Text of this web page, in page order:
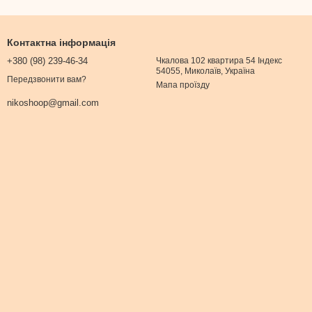
Контактна інформація
+380 (98) 239-46-34
Передзвонити вам?
nikoshoop@gmail.com
Чкалова 102 квартира 54 Індекс
54055, Миколаїв, Україна
Мапа проїзду